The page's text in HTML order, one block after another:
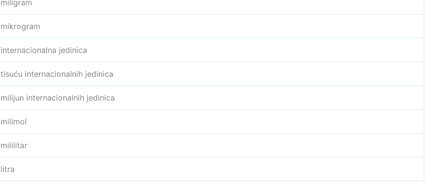
miligram
mikrogram
internacionalna jedinica
tisuću internacionalnih jedinica
milijun internacionalnih jedinica
milimol
mililitar
litra